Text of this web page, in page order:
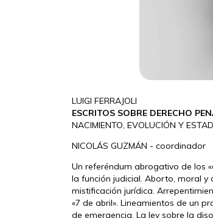
LUIGI FERRAJOLI
ESCRITOS SOBRE DERECHO
NACIMIENTO, EVOLUCIÓN Y
NICOLÁS GUZMÁN - coordinador
Un referéndum abrogativo de los
la función judicial. Aborto, moral y
mistificación jurídica.
«7 de abril». Lineamientos de un
de emergencia. La ley sobre la